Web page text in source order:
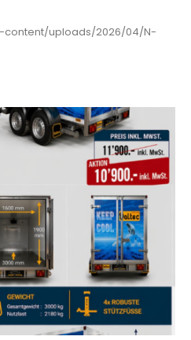
uploads/2026/04/N-